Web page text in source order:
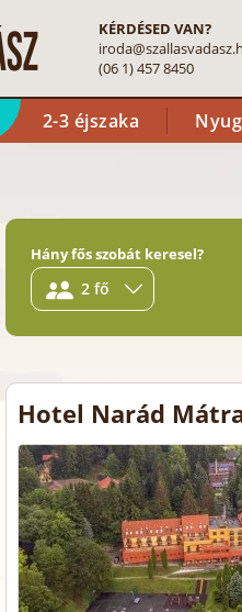
KÉRDÉSED VAN?
(06 1) 457 8450
2-3 éjszaka
Hány fős szobát keresel?
2 fő
Hotel Narád